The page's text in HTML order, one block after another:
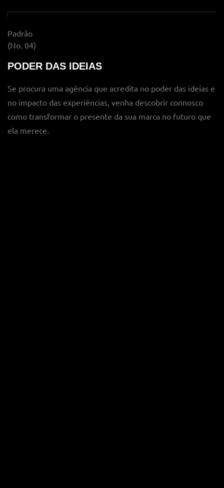
Padrão
(No. 04)
PODER DAS IDEIAS
Se procura uma agência que acredita no poder das ideias e
no impacto das experiências, venha descobrir connosco
como transformar o presente da sua marca no futuro que
ela merece.